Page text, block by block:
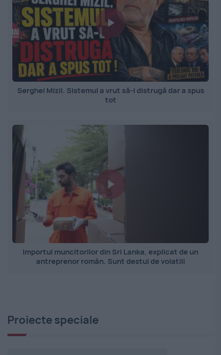
Serghei Mizil. Sistemul a vrut să-l distrugă dar a spus
tot
Importul muncitorilor din Sri Lanka, explicat de un
antreprenor român. Sunt destul de volatili
Proiecte speciale